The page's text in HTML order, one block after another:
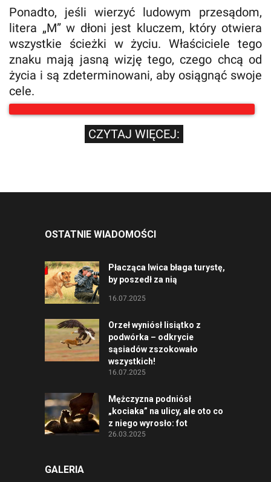
Ponadto, jeśli wierzyć ludowym przesądom,
litera „M” w dłoni jest kluczem, który otwiera
wszystkie ścieżki w życiu. Właściciele tego
znaku mają jasną wizję tego, czego chcą od
życia i są zdeterminowani, aby osiągnąć swoje
cele.
CZYTAJ WIĘCEJ:
OSTATNIE WIADOMOŚCI
Płacząca lwica błaga turystę,
by poszedł za nią
16.07.2025
Orzeł wyniósł lisiątko z
podwórka – odkrycie
sąsiadów zszokowało
wszystkich!
16.07.2025
Mężczyzna podniósł
„kociaka” na ulicy, ale oto co
z niego wyrosło: fot
26.03.2025
GALERIA